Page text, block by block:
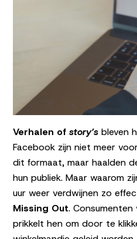
Verhalen of story’s bleven
Facebook zijn niet meer
dit formaat, maar haalden
hun publiek. Maar waarom
uur weer verdwijnen zo
Missing Out. Consumenten
prikkelt hen om door te